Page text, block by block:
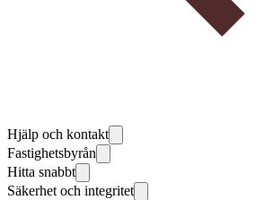
Hjälp och kontakt
Fastighetsbyrån
Hitta snabbt
Säkerhet och integritet